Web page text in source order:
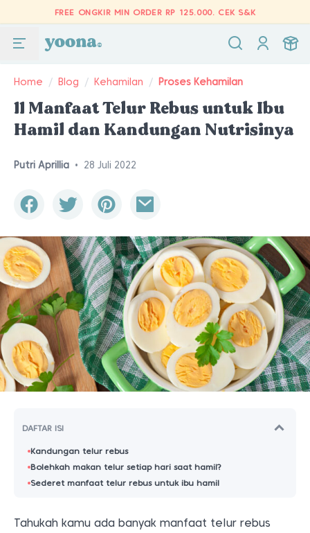
FREE ONGKIR MIN ORDER RP 125.000. CEK S&K
Home / Blog / Kehamilan / Proses Kehamilan
11 Manfaat Telur Rebus untuk Ibu
Hamil dan Kandungan Nutrisinya
Putri Aprillia • 28 Juli 2022
DAFTAR ISI
Kandungan telur rebus
Bolehkah makan telur setiap hari saat hamil?
Sederet manfaat telur rebus untuk ibu hamil
Tahukah kamu ada banyak manfaat telur rebus